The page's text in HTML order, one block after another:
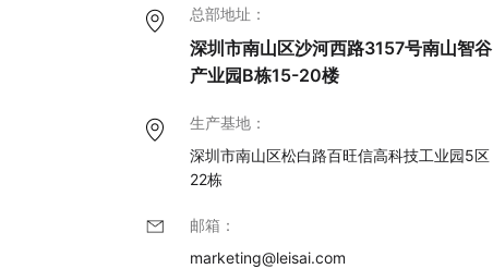
总部地址：
深圳市南山区沙河西路3157号南山智谷
产业园B栋15-20楼
生产基地：
深圳市南山区松白路百旺信高科技工业园5区
22栋
邮箱：
marketing@leisai.com